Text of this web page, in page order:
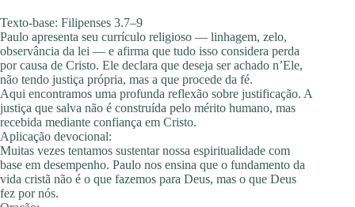
Texto-base: Filipenses 3.7–9
Paulo apresenta seu currículo religioso — linhagem, zelo,
observância da lei — e afirma que tudo isso considera perda
por causa de Cristo. Ele declara que deseja ser achado n’Ele,
não tendo justiça própria, mas a que procede da fé.
Aqui encontramos uma profunda reflexão sobre justificação. A
justiça que salva não é construída pelo mérito humano, mas
recebida mediante confiança em Cristo.
Aplicação devocional:
Muitas vezes tentamos sustentar nossa espiritualidade com
base em desempenho. Paulo nos ensina que o fundamento da
vida cristã não é o que fazemos para Deus, mas o que Deus
fez por nós.